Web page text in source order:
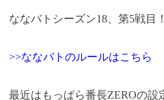
ななバトシーズン18、第5戦目！
>>ななバトのルールはこちら
最近はもっぱら番長ZEROの設